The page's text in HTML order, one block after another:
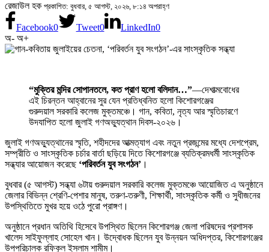
রেজাউল হক প্রকাশিত: বুধবার, ৫ আগস্ট, ২০২৬, ৮:১৪ অপরাহ্ণ
Facebook0 Tweet0 LinkedIn0
অ- অ+
“মুক্তির মন্দির সোপানতলে, কত প্রাণ হলো বলিদান…”—দেশাত্মবোধের
এই চিরন্তন আহ্বানের সুর যেন প্রতিধ্বনিত হলো কিশোরগঞ্জের
গুরুদয়াল সরকারি কলেজ মুক্তমঞ্চে। গান, কবিতা, নৃত্য আর স্মৃতিচারণে
উদযাপিত হলো জুলাই গণঅভ্যুত্থান দিবস-২০২৬।
জুলাই গণঅভ্যুত্থানের স্মৃতি, শহীদদের আত্মত্যাগ এবং নতুন প্রজন্মের মধ্যে দেশপ্রেম,
সম্প্রীতি ও সাংস্কৃতিক চর্চার বার্তা ছড়িয়ে দিতে কিশোরগঞ্জে ব্যতিক্রমধর্মী সাংস্কৃতিক
সন্ধ্যার আয়োজন করেছে ‘পরিবর্তন যুব সংগঠন’ ।
বুধবার (৫ আগস্ট) সন্ধ্যা ৬টায় গুরুদয়াল সরকারি কলেজ মুক্তমঞ্চে আয়োজিত এ অনুষ্ঠানে
জেলার বিভিন্ন শ্রেণি-পেশার মানুষ, তরুণ-তরুণী, শিক্ষার্থী, সাংস্কৃতিক কর্মী ও সুধীজনের
উপস্থিতিতে মুখর হয়ে ওঠে পুরো প্রাঙ্গণ।
অনুষ্ঠানে প্রধান অতিথি হিসেবে উপস্থিত ছিলেন কিশোরগঞ্জ জেলা পরিষদের প্রশাসক
খালেদ সাইফুল্লাহ সোহেল খান। উদ্বোধক ছিলেন যুব উন্নয়ন অধিদপ্তর, কিশোরগঞ্জের
উপপরিচালক রফিকুল ইসলাম শামীম।